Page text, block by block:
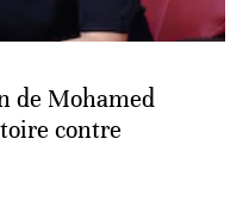
de Mohamed
contre